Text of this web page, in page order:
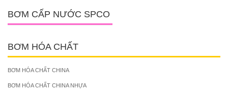
BƠM CẤP NƯỚC SPCO
BƠM HÓA CHẤT
BƠM HÓA CHẤT CHINA
BƠM HÓA CHẤT CHINA NHỰA